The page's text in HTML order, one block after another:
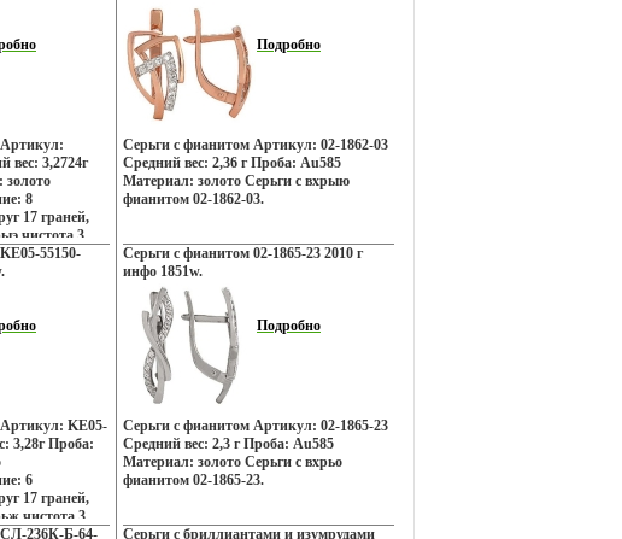
вес: 3,2724г
8
17 граней,
чистота 3.
55150-
KE05-
3,28г Проба:
6
17 граней,
чистота 3.
СЛ-236К-Б-64-
Подробно
Серьги с фианитом Артикул: 02-1862-03
Средний вес: 2,36 г Проба: Au585
Материал: золото Серьги с вхрыю
фианитом 02-1862-03.
Серьги с фианитом 02-1865-23 2010 г
инфо 1851w.
Подробно
Серьги с фианитом Артикул: 02-1865-23
Средний вес: 2,3 г Проба: Au585
Материал: золото Серьги с вхрьо
фианитом 02-1865-23.
Серьги с бриллиантами и изумрудами